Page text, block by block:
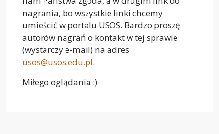
nagrania, bo wszystkie linki chcemy
umieścić w portalu USOS. Bardzo proszę
autorów nagrań o kontakt w tej sprawie
(wystarczy e-mail) na adres
usos@usos.edu.pl.
Miłego oglądania :)